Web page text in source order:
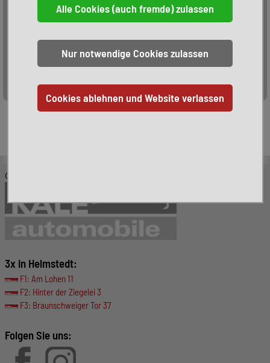
Sortieren:
© KALE-Automobile GmbH
3x in Helmstedt:
F1: Am Lohen 11
F2: Hinter der Ziegelei 3
F3: Braunschweiger Tor 37
Folgen Sie uns: